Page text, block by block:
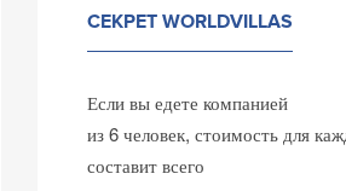
СЕКРЕТ WORLDVILLAS
Если вы едете компанией
из 6 человек, стоимость для
составит всего